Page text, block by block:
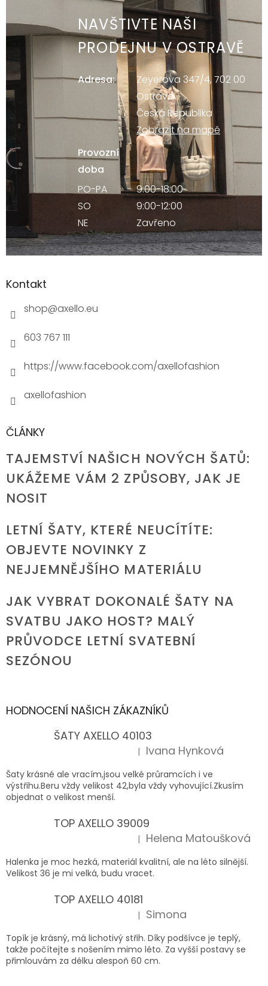
NAVŠTIVTE NAŠI
PRODEJNU V OSTRAVĚ
Adresa:
Zeyerova 347/4, 702 00
Ostrava
Česká Republika
Zobrazit na mapě
Provozní
doba
PO-PA
9:00-18:00
SO
9:00-12:00
NE
Zavřeno
Kontakt
shop@axello.eu
603 767 111
https://www.facebook.com/axellofashion
axellofashion
ČLÁNKY
TAJEMSTVÍ NAŠICH NOVÝCH ŠATŮ:
UKÁŽEME VÁM 2 ZPŮSOBY, JAK JE
NOSIT
LETNÍ ŠATY, KTERÉ NEUCÍTÍTE:
OBJEVTE NOVINKY Z
NEJJEMNĚJŠÍHO MATERIÁLU
JAK VYBRAT DOKONALÉ ŠATY NA
SVATBU JAKO HOST? MALÝ
PRŮVODCE LETNÍ SVATEBNÍ
SEZÓNOU
HODNOCENÍ NAŠICH ZÁKAZNÍKŮ
ŠATY AXELLO 40103
Hodnocení produktu je 5 z 5 hvězdiček.
| Ivana Hynková
Šaty krásné ale vracím,jsou velké průramcích i ve
výstřihu.Beru vždy velikost 42,byla vždy vyhovující.Zkusím
objednat o velikost menší.
TOP AXELLO 39009
Hodnocení produktu je 5 z 5 hvězdiček.
| Helena Matoušková
Halenka je moc hezká, materiál kvalitní, ale na léto silnější.
Velikost 36 je mi velká, budu vracet.
TOP AXELLO 40181
Hodnocení produktu je 5 z 5 hvězdiček.
| Simona
Topík je krásný, má lichotivý střih. Díky podšívce je teplý,
takže počítejte s nošením mimo léto. Za vyšší postavy se
přimlouvám za délku alespoň 60 cm.